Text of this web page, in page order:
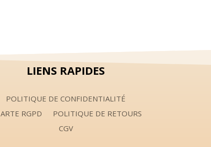
LIENS RAPIDES
POLITIQUE DE CONFIDENTIALITÉ
RGPD
POLITIQUE DE RETOURS
CGV